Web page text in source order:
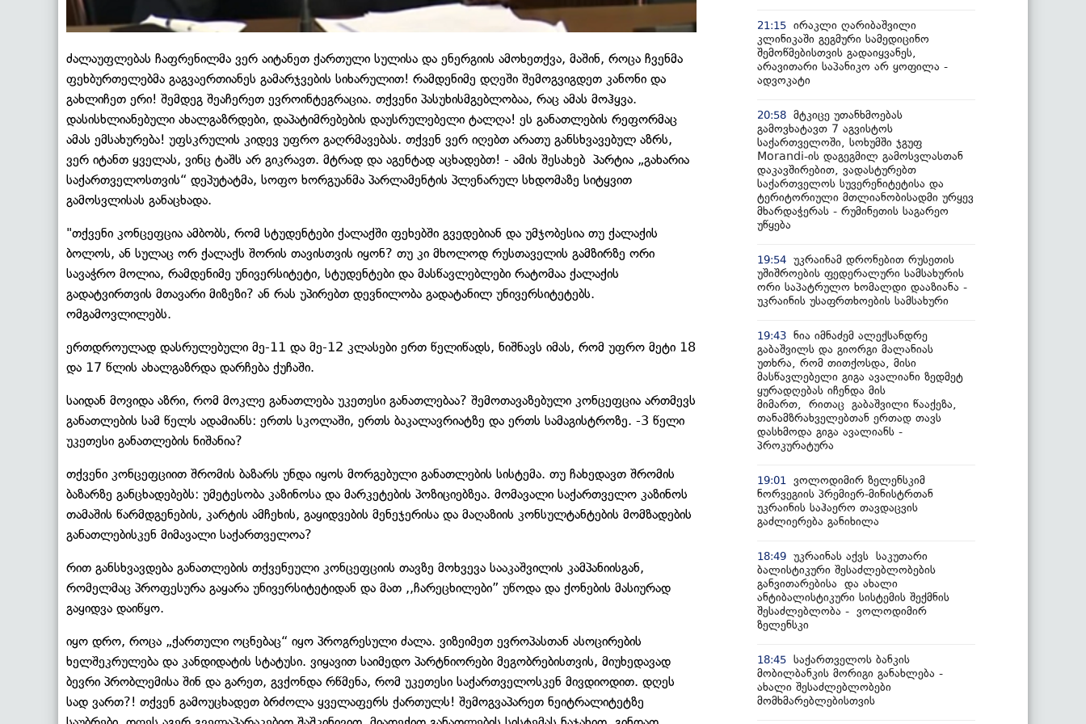
ძალაუფლებას ჩაფრენილმა ვერ აიტანეთ ქართული სულისა და ენერგიის ამოხეთქვა, მაშინ, როცა ჩვენმა
ფეხბურთელებმა გაგვაერთიანეს გამარჯვების სიხარულით! რამდენიმე დღეში შემოგვიგდეთ კანონი და
გახლიჩეთ ერი! შემდეგ შეაჩერეთ ევროინტეგრაცია. თქვენი პასუხისმგებლობაა, რაც ამას მოჰყვა.
დასისხლიანებული ახალგაზრდები, დაპატიმრებების დაუსრულებელი ტალღა! ეს განათლების რეფორმაც
ამას ემსახურება! უფსკრულის კიდევ უფრო გაღრმავებას. თქვენ ვერ იღებთ არათუ განსხვავებულ აზრს,
ვერ იტანთ ყველას, ვინც ტაშს არ გიკრავთ. მტრად და აგენტად აცხადებთ! - ამის შესახებ პარტია „გახარია
საქართველოსთვის“ დეპუტატმა, სოფო ხორგუანმა პარლამენტის პლენარულ სხდომაზე სიტყვით
გამოსვლისას განაცხადა.
"თქვენი კონცეფცია ამბობს, რომ სტუდენტები ქალაქში ფეხებში გვედებიან და უმჯობესია თუ ქალაქის
ბოლოს, ან სულაც ორ ქალაქს შორის თავისთვის იყონ? თუ კი მხოლოდ რუსთაველის გამზირზე ორი
სავაჭრო მოლია, რამდენიმე უნივერსიტეტი, სტუდენტები და მასწავლებლები რატომაა ქალაქის
გადატვირთვის მთავარი მიზეზი? ან რას უპირებთ დევნილობა გადატანილ უნივერსიტეტებს.
ომგამოვლილებს.
ერთდროულად დასრულებული მე-11 და მე-12 კლასები ერთ წელიწადს, ნიშნავს იმას, რომ უფრო მეტი 18
და 17 წლის ახალგაზრდა დარჩება ქუჩაში.
საიდან მოვიდა აზრი, რომ მოკლე განათლება უკეთესი განათლებაა? შემოთავაზებული კონცეფცია ართმევს
განათლების სამ წელს ადამიანს: ერთს სკოლაში, ერთს ბაკალავრიატზე და ერთს სამაგისტროზე. -3 წელი
უკეთესი განათლების ნიშანია?
თქვენი კონცეფციით შრომის ბაზარს უნდა იყოს მორგებული განათლების სისტემა. თუ ჩახედავთ შრომის
ბაზარზე განცხადებებს: უმეტესობა კაზინოსა და მარკეტების პოზიციებზეა. მომავალი საქართველო კაზინოს
თამაშის წარმდგენების, კარტის ამჩეხის, გაყიდვების მენეჯერისა და მაღაზიის კონსულტანტების მომზადების
განათლებისკენ მიმავალი საქართველოა?
რით განსხვავდება განათლების თქვენეული კონცეფციის თავზე მოხვევა სააკაშვილის კამპანიისგან,
რომელმაც პროფესურა გაყარა უნივერსიტეტიდან და მათ ,,ჩარეცხილები” უწოდა და ქონების მასიურად
გაყიდვა დაიწყო.
იყო დრო, როცა „ქართული ოცნებაც“ იყო პროგრესული ძალა. ვიზეიმეთ ევროპასთან ასოცირების
ხელშეკრულება და კანდიდატის სტატუსი. ვიყავით საიმედო პარტნიორები მეგობრებისთვის, მიუხედავად
ბევრი პრობლემისა შინ და გარეთ, გვქონდა რწმენა, რომ უკეთესი საქართველოსკენ მივდიოდით. დღეს
სად ვართ?! თქვენ გამოუცხადეთ ბრძოლა ყველაფერს ქართულს! შემოგვაპარეთ ნეიტრალიტეტზე
21:15 ირაკლი ღარიბაშვილი
კლინიკაში გეგმური სამედიცინო
შემოწმებისთვის გადაიყვანეს,
არავითარი საპანიკო არ ყოფილა -
ადვოკატი
20:58 მტკიცე უთანხმოებას
გამოვხატავთ 7 აგვისტოს
საქართველოში, სოხუმში ჯგუფ
Morandi-ის დაგეგმილ გამოსვლასთან
დაკავშირებით, ვადასტურებთ
საქართველოს სუვერენიტეტისა და
ტერიტორიული მთლიანობისადმი ურყევ
მხარდაჭერას - რუმინეთის საგარეო
უწყება
19:54 უკრაინამ დრონებით რუსეთის
უშიშროების ფედერალური სამსახურის
ორი საპატრულო ხომალდი დააზიანა -
უკრაინის უსაფრთხოების სამსახური
19:43 ნია იმნაძემ ალექსანდრე
გაბაშვილს და გიორგი მალანიას
უთხრა, რომ თითქოსდა, მისი
მასწავლებელი გიგა ავალიანი ზედმეტ
ყურადღებას იჩენდა მის
მიმართ, რითაც გაბაშვილი წააქეზა,
თანამზრახველებთან ერთად თავს
დასხმოდა გიგა ავალიანს -
პროკურატურა
19:01
ვოლოდიმირ ზელენსკიმ
ნორვეგიის პრემიერ-მინისტრთან
უკრაინის საჰაერო თავდაცვის
გაძლიერება განიხილა
18:49 უკრაინას აქვს საკუთარი
ბალისტიკური შესაძლებლობების
განვითარებისა და ახალი
ანტიბალისტიკური სისტემის შექმნის
შესაძლებლობა - ვოლოდიმირ
ზელენსკი
18:45 საქართველოს ბანკის
მობილბანკის მორიგი განახლება -
ახალი შესაძლებლობები
მომხმარებლებისთვის